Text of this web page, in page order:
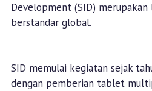
Development (SID)
berstandar global.
SID memulai kegiatan sejak
dengan pemberian tablet